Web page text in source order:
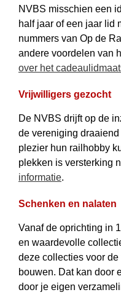
NVBS mis­schien een
half jaar of een jaar lid
nummers van Op de
andere voordelen van
over het
Vrijwilligers gezocht
De NVBS drijft op de
de vereniging
plezier hun railhobby
plekken is versterking
informatie.
Schenken en nalaten
Vanaf de oprichting in
en waardevolle
deze collecties voor
bouwen. Dat kan door
door je eigen